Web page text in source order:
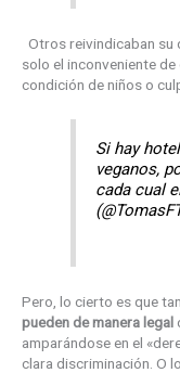
Otros reivindicaban su
solo el inconveniente
condición de niños o
Si hay
veganos,
cada cual
Pero, lo cierto es que
pueden de manera legal
amparándose en el
clara discriminación. O